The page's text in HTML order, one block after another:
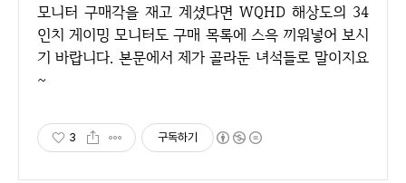
모니터 구매각을 재고 계셨다면 WQHD 해상도의 34
인치 게이밍 모니터도 구매 목록에 스윽 끼워넣어 보시
기 바랍니다. 본문에서 제가 골라둔 녀석들로 말이지요
~
3 구독하기